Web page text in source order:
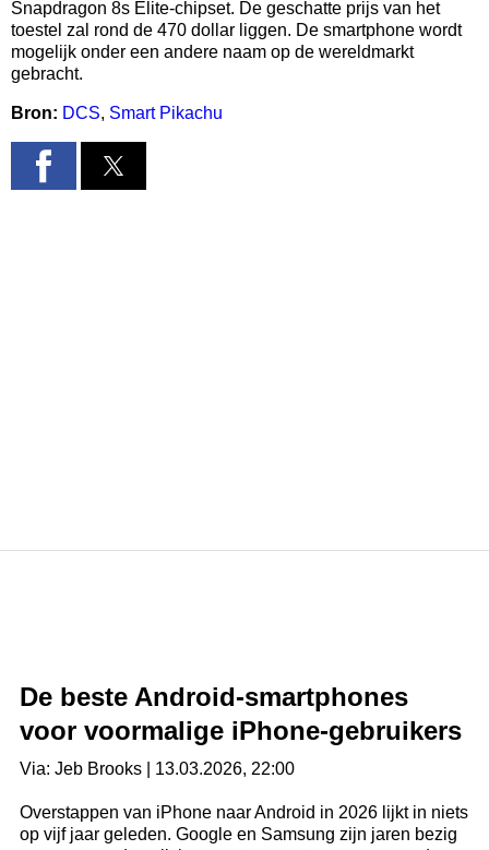
Snapdragon 8s Elite-chipset. De geschatte prijs van het
toestel zal rond de 470 dollar liggen. De smartphone wordt
mogelijk onder een andere naam op de wereldmarkt
gebracht.
Bron: DCS, Smart Pikachu